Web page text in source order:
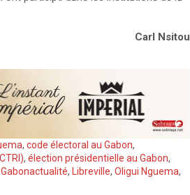
Carl Nsitou
, code électoral au Gabon,
, élection présidentielle au Gabon,
Gabonactualité, Libreville, Oligui Nguema,